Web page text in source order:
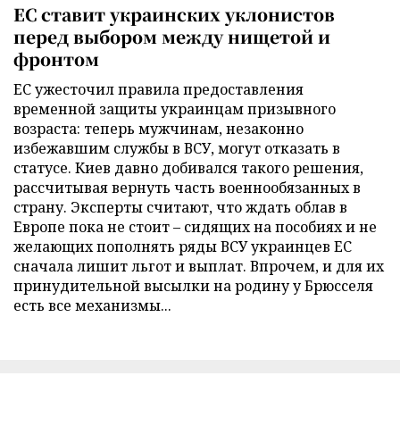
ЕС ставит украинских уклонистов
перед выбором между нищетой и
фронтом
ЕС ужесточил правила предоставления
временной защиты украинцам призывного
возраста: теперь мужчинам, незаконно
избежавшим службы в ВСУ, могут отказать в
статусе. Киев давно добивался такого решения,
рассчитывая вернуть часть военнообязанных в
страну. Эксперты считают, что ждать облав в
Европе пока не стоит – сидящих на пособиях и не
желающих пополнять ряды ВСУ украинцев ЕС
сначала лишит льгот и выплат. Впрочем, и для их
принудительной высылки на родину у Брюсселя
есть все механизмы...